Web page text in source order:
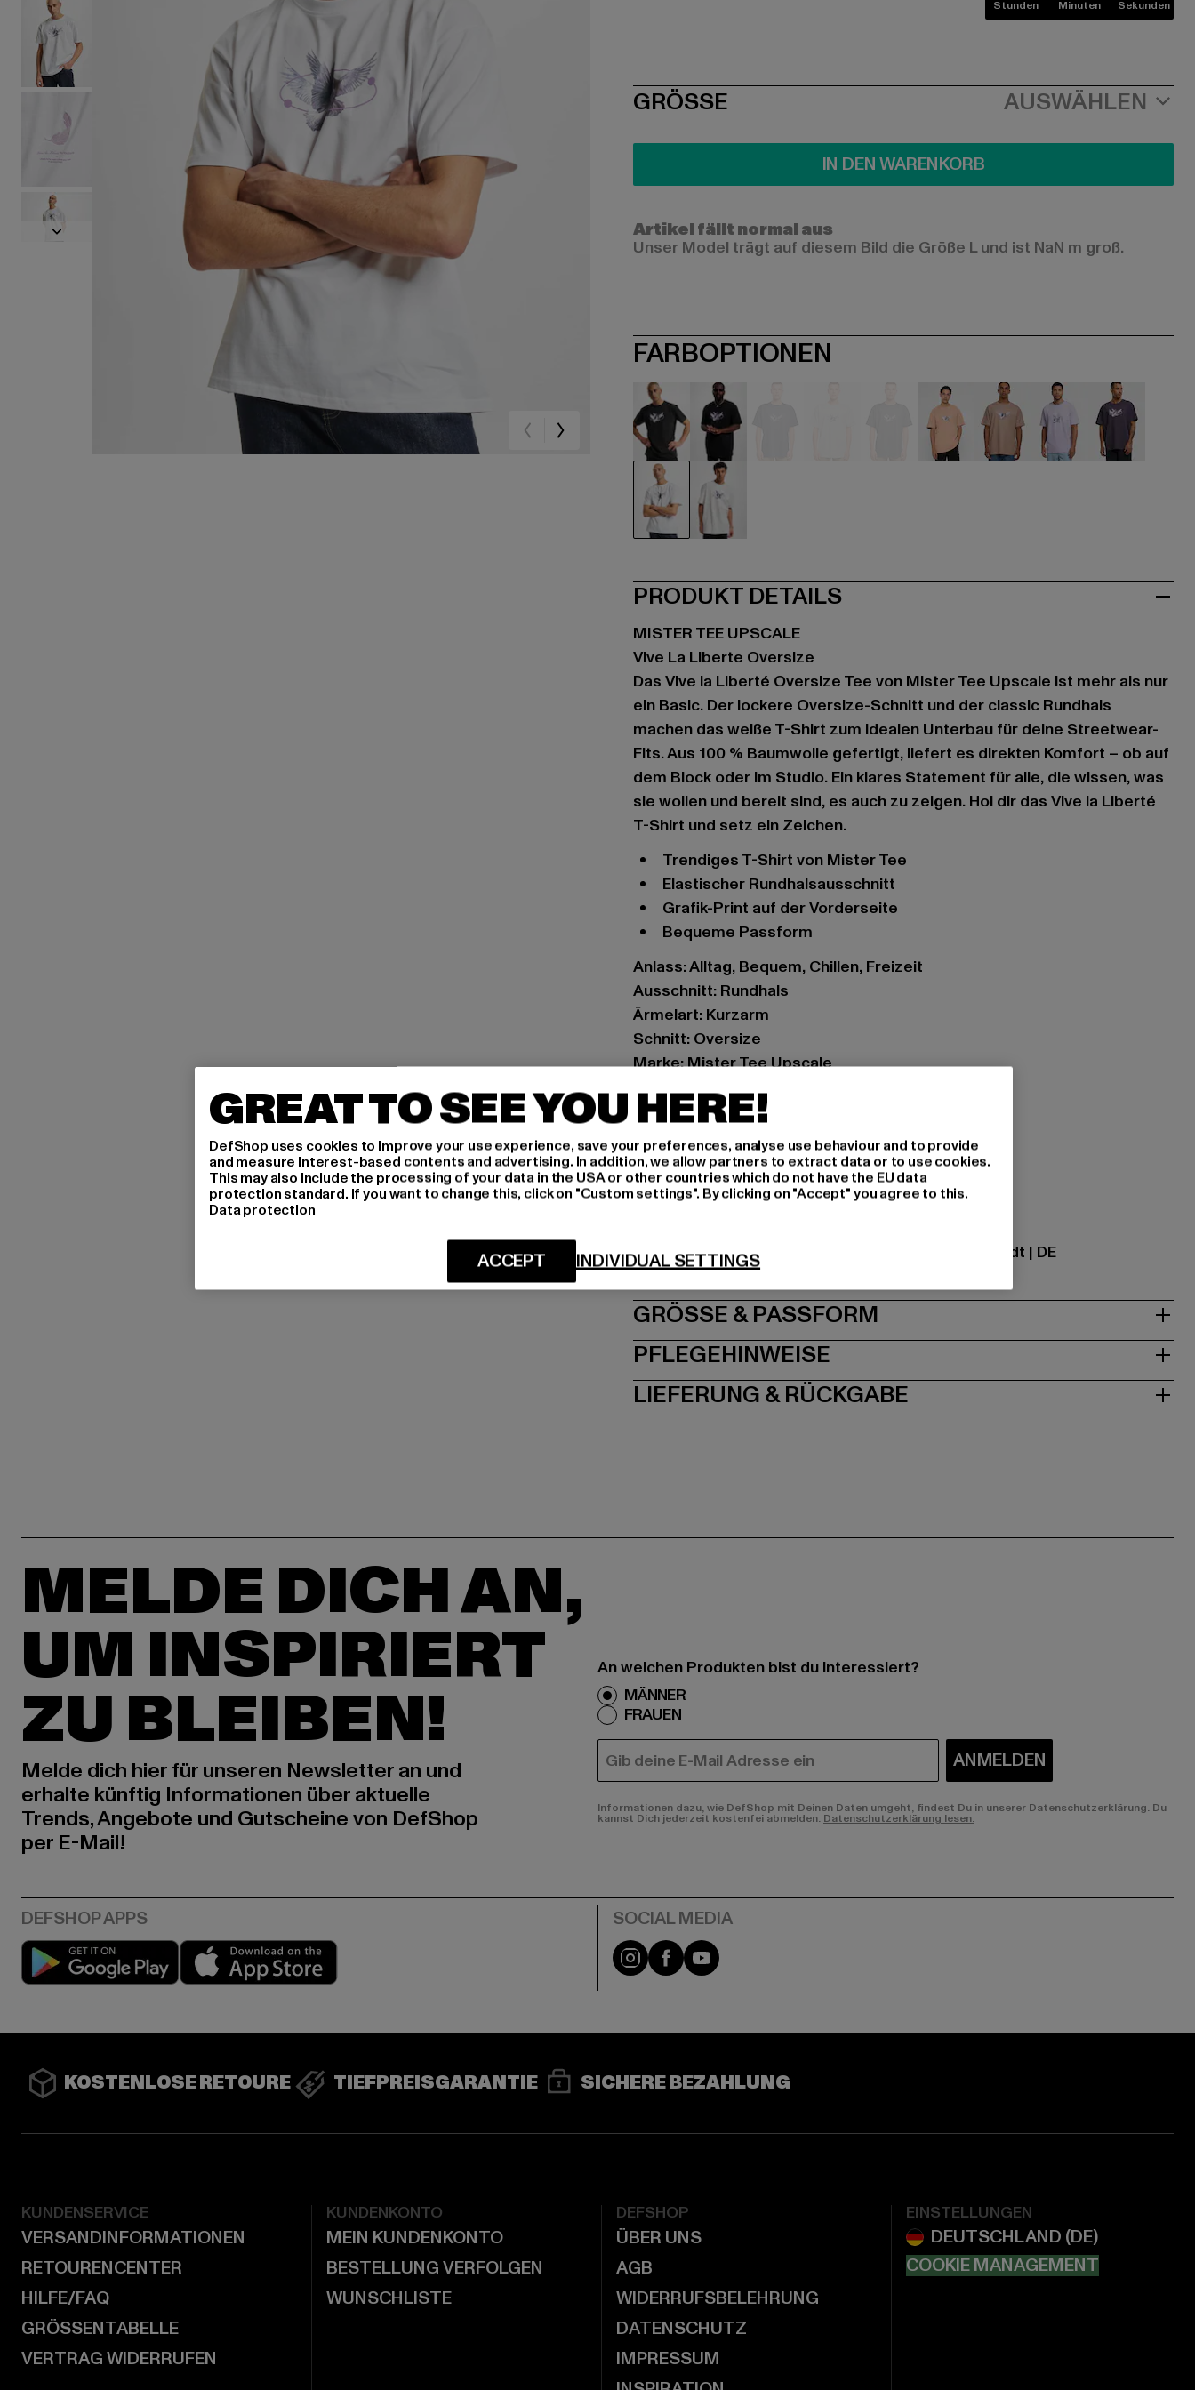
Stunden Minuten Sekunden
SIZE
GRÖSSE AUSWÄHLEN
IN DEN WARENKORB
Artikel fällt normal aus
Unser Model trägt auf diesem Bild die Größe L und ist NaN m groß.
FARBOPTIONEN
schwarzschwarz
PRODUKT DETAILS
MISTER TEE UPSCALE
Vive La Liberte Oversize
Das Vive la Liberté Oversize Tee von Mister Tee Upscale ist mehr als nur
ein Basic. Der lockere Oversize-Schnitt und der classic Rundhals
machen das weiße T-Shirt zum idealen Unterbau für deine Streetwear-
Fits. Aus 100 % Baumwolle gefertigt, liefert es direkten Komfort – ob auf
dem Block oder im Studio. Ein klares Statement für alle, die wissen, was
sie wollen und bereit sind, es auch zu zeigen. Hol dir das Vive la Liberté
T-Shirt und setz ein Zeichen.
Trendiges T-Shirt von Mister Tee
Elastischer Rundhalsausschnitt
Grafik-Print auf der Vorderseite
Bequeme Passform
Anlass: Alltag, Bequem, Chillen, Freizeit
Ausschnitt: Rundhals
Ärmelart: Kurzarm
Schnitt: Oversize
Marke: Mister Tee Upscale
Kat.: T-Shirts
Farbe: weiß
Hersteller Farbe: white
Materialzusammensetzung: 100% Baumwolle
Art.Nr: MT1977-00220
Dr.-Robert-Murjahn-Straße 7 | 64372 Ober-Ramstadt | DE
GRÖSSE & PASSFORM
PFLEGEHINWEISE
LIEFERUNG & RÜCKGABE
MELDE DICH AN,
UM INSPIRIERT
ZU BLEIBEN!
Melde dich hier für unseren Newsletter an und
erhalte künftig Informationen über aktuelle
Trends, Angebote und Gutscheine von DefShop
per E-Mail!
An welchen Produkten bist du interessiert?
MÄNNER
FRAUEN
E-MAIL ANMELDEN
Informationen dazu, wie DefShop mit Deinen Daten umgeht, findest Du in unserer Datenschutzerklärung. Du
kannst Dich jederzeit kostenfei abmelden. Datenschutzerklärung lesen.
Play market Instagram
FacebookYouTube
KOSTENLOSE RETOURE TIEFPREISGARANTIE SICHERE BEZAHLUNG
KUNDENSERVICE
VERSANDINFORMATIONEN
RETOURENCENTER
HILFE/FAQ
GRÖSSENTABELLE
VERTRAG WIDERRUFEN
KUNDENKONTO
MEIN KUNDENKONTO
BESTELLUNG VERFOLGEN
WUNSCHLISTE
DEFSHOP
ÜBER UNS
AGB
WIDERRUFSBELEHRUNG
DATENSCHUTZ
IMPRESSUM
EINSTELLUNGEN
COOKIE MANAGEMENT
GREAT TO SEE YOU HERE!
DefShop uses cookies to improve your use experience, save your preferences, analyse use behaviour and to provide
and measure interest-based contents and advertising. In addition, we allow partners to extract data or to use cookies.
This may also include the processing of your data in the USA or other countries which do not have the EU data
protection standard. If you want to change this, click on "Custom settings". By clicking on "Accept" you agree to this.
Data protection
INDIVIDUAL SETTINGS
ACCEPT